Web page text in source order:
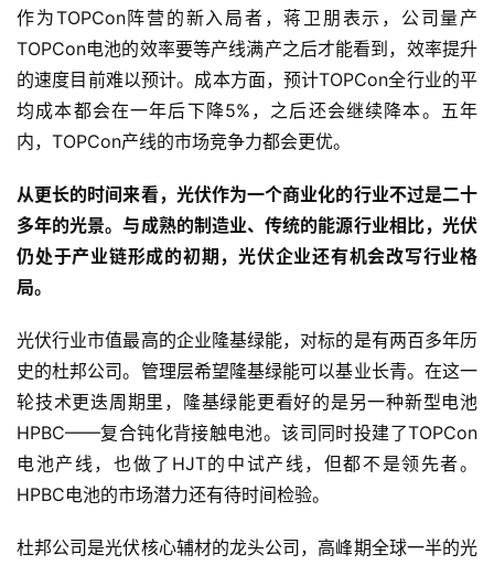
作为TOPCon阵营的新入局者，蒋卫朋表示，公司量产
TOPCon电池的效率要等产线满产之后才能看到，效率提升
的速度目前难以预计。成本方面，预计TOPCon全行业的平
均成本都会在一年后下降5%，之后还会继续降本。五年
内，TOPCon产线的市场竞争力都会更优。
从更长的时间来看，光伏作为一个商业化的行业不过是二十
多年的光景。与成熟的制造业、传统的能源行业相比，光伏
仍处于产业链形成的初期，光伏企业还有机会改写行业格
局。
光伏行业市值最高的企业隆基绿能，对标的是有两百多年历
史的杜邦公司。管理层希望隆基绿能可以基业长青。在这一
轮技术更迭周期里，隆基绿能更看好的是另一种新型电池
HPBC——复合钝化背接触电池。该司同时投建了TOPCon
电池产线，也做了HJT的中试产线，但都不是领先者。
HPBC电池的市场潜力还有待时间检验。
杜邦公司是光伏核心辅材的龙头公司，高峰期全球一半的光